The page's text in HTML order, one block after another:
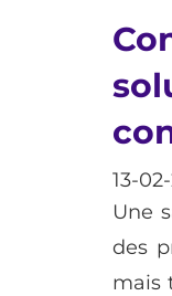
13-
Une
des
mais